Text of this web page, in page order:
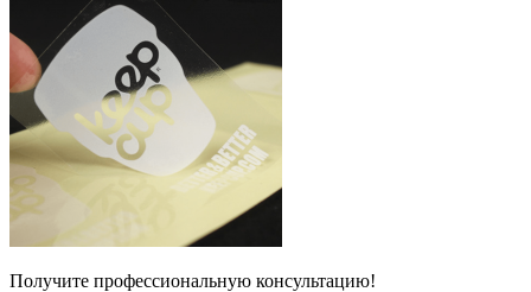
Получите профессиональную консультацию!